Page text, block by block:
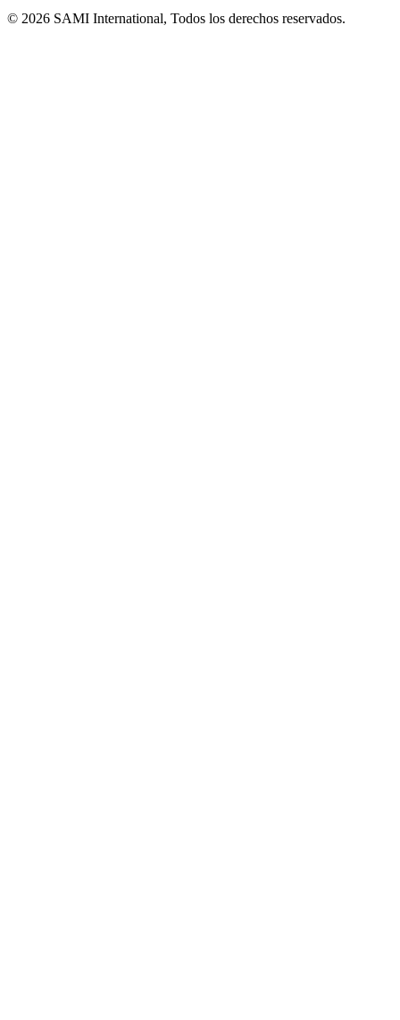
© 2026 SAMI International, Todos los derechos reservados.